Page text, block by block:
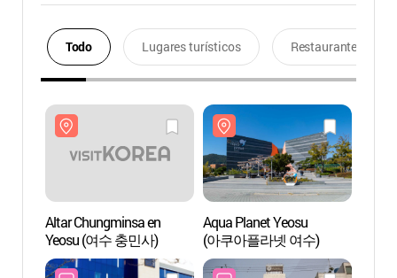
Todo Lugares turísticos Restaurantes
Altar Chungminsa en
Yeosu (여수 충민사)
Aqua Planet Yeosu
(아쿠아플라넷 여수)